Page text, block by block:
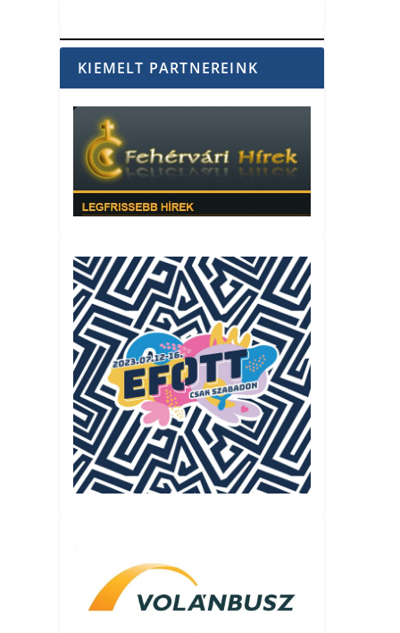
KIEMELT PARTNEREINK